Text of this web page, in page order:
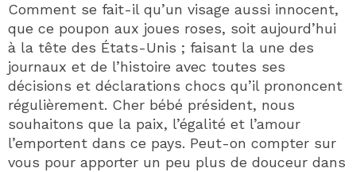
Comment se fait-il qu’un visage aussi innocent,
que ce poupon aux joues roses, soit aujourd’hui
à la tête des États-Unis ; faisant la une des
journaux et de l’histoire avec toutes ses
décisions et déclarations chocs qu’il prononcent
régulièrement. Cher bébé président, nous
souhaitons que la paix, l’égalité et l’amour
l’emportent dans ce pays. Peut-on compter sur
vous pour apporter un peu plus de douceur dans